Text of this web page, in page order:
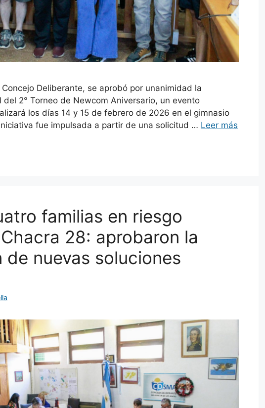
Deliberante, se aprobó por unanimidad la
2° Torneo de Newcom Aniversario, un evento
los días 14 y 15 de febrero de 2026 en el gimnasio
iniciativa fue impulsada a partir de una solicitud … Leer más
familias en riesgo
28: aprobaron la
nuevas soluciones